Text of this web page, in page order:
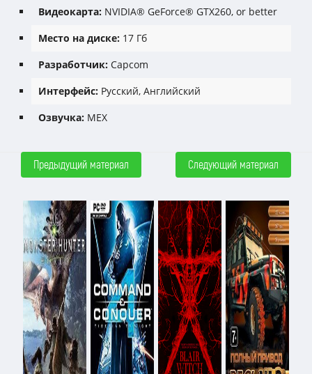
Видеокарта: NVIDIA® GeForce® GTX260, or better
Место на диске: 17 Гб
Разработчик: Capcom
Интерфейс: Русский, Английский
Озвучка: MEX
Предыдущий материал Следующий материал